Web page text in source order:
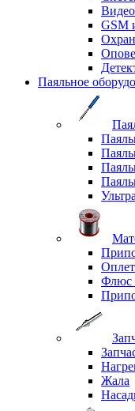
GSM
Паяльное
Флюс
Жала